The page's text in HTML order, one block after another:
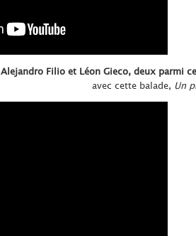
Alejandro Filio et Léon Gieco, deux parmi
avec cette balade, Un